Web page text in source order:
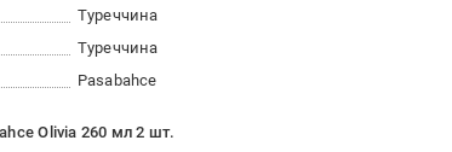
Туреччина
Туреччина
Pasabahce
Olivia 260 мл 2 шт.